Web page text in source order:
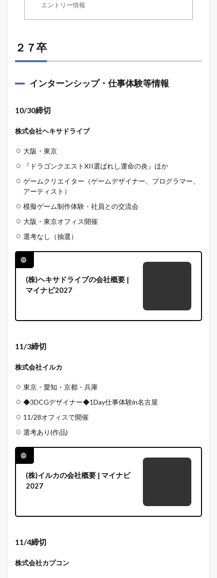
エントリー情報
２７卒
インターンシップ・仕事体験等情報
10/30締切
株式会社ヘキサドライブ
大阪・東京
『ドラゴンクエストXII選ばれし運命の炎』ほか
ゲームクリエイター（ゲームデザイナー、プログラマー、
アーティスト）
模擬ゲーム制作体験・社員との交流会
大阪・東京オフィス開催
選考なし（抽選）
(株)ヘキサドライブの会社概要 |
マイナビ2027
11/3締切
株式会社イルカ
東京・愛知・京都・兵庫
◆3DCGデザイナー◆1Day仕事体験in名古屋
11/28オフィスで開催
選考あり(作品)
(株)イルカの会社概要 | マイナビ
2027
11/4締切
株式会社カプコン